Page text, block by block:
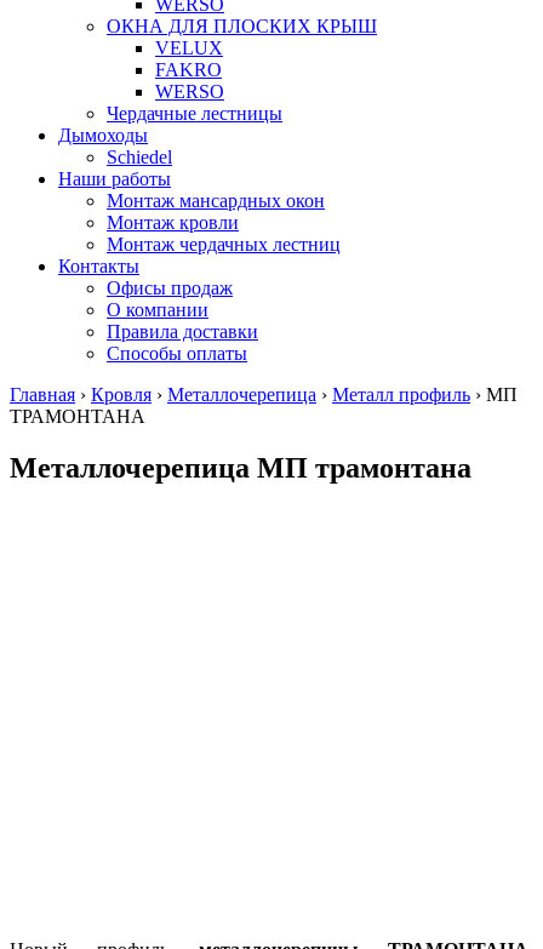
WERSO
ОКНА ДЛЯ ПЛОСКИХ КРЫШ
VELUX
FAKRO
WERSO
Чердачные лестницы
Дымоходы
Schiedel
Наши работы
Монтаж мансардных окон
Монтаж кровли
Монтаж чердачных лестниц
Контакты
Офисы продаж
О компании
Правила доставки
Способы оплаты
Главная › Кровля › Металлочерепица › Металл профиль › МП
ТРАМОНТАНА
Металлочерепица МП трамонтана